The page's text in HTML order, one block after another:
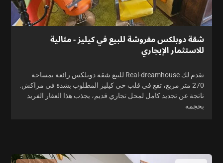
شقة دوبلكس مفروشة للبيع في كيليز - مثالية
للاستثمار الإيجاري
تقدم لك Real-dreamhouse للبيع شقة دوبلكس رائعة بمساحة
270 متر مربع، تقع في قلب حي كيليز المطلوب بشدة في مراكش.
ناتجة عن تجديد كامل لمحل تجاري قديم، يجذب هذا العقار الفريد
بحجمه